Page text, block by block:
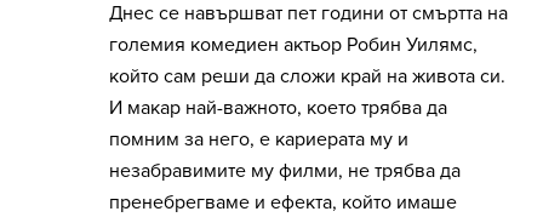
Днес се навършват пет години от смъртта на
големия комедиен актьор Робин Уилямс,
който сам реши да сложи край на живота си.
И макар най-важното, което трябва да
помним за него, е кариерата му и
незабравимите му филми, не трябва да
пренебрегваме и ефекта, който имаше